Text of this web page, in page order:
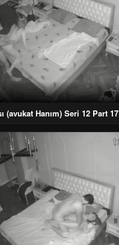
(avukat Hanım) Seri 12 Part 17